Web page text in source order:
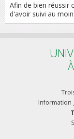
Afin de bien réussir
d'avoir suivi au
Information